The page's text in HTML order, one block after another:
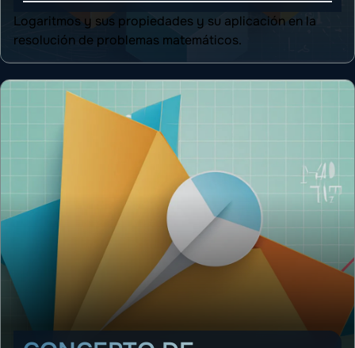
Logaritmos y sus propiedades y su aplicación en la
resolución de problemas matemáticos.